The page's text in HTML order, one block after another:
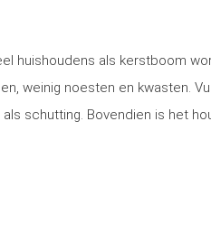
huishoudens als kerstboom
weinig noesten en kwasten.
schutting. Bovendien is het